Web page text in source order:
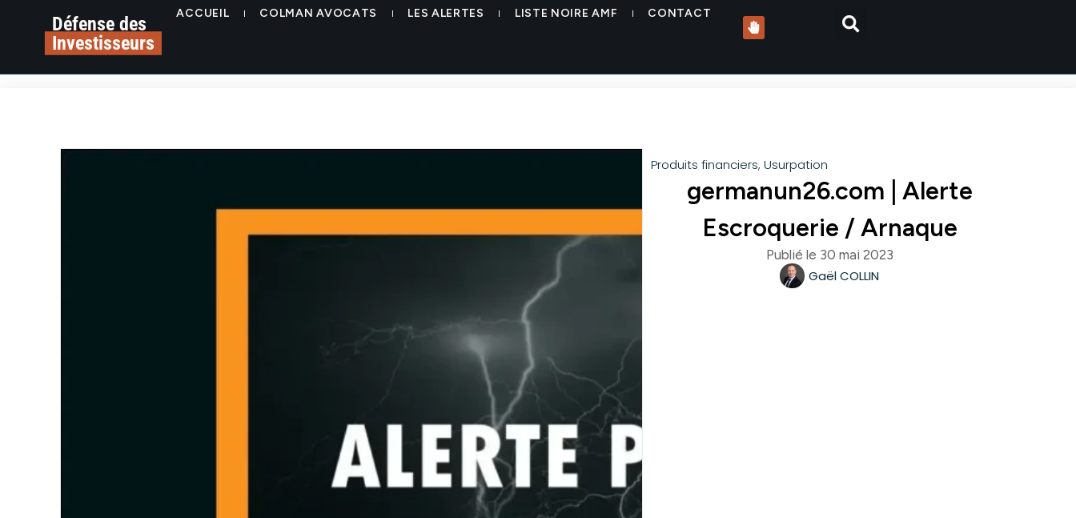
Défense des
Investisseurs
ACCUEIL COLMAN AVOCATS LES ALERTES LISTE NOIRE AMF CONTACT
Produits financiers,Usurpation
germanun26.com | Alerte
Escroquerie / Arnaque
Publié le 30 mai 2023
Gaël COLLIN